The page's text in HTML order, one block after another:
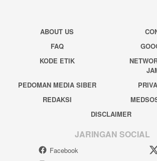
ABOUT US
FAQ
KODE ETIK
PEDOMAN MEDIA SIBER
REDAKSI
DISCLAIMER
JARINGAN SOCIAL
Facebook